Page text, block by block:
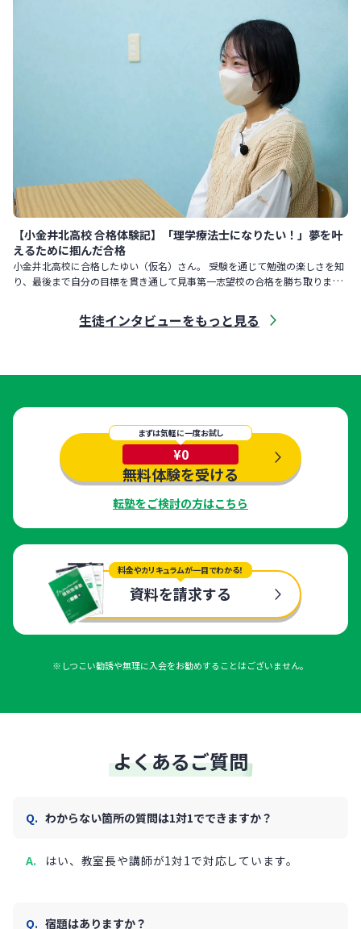
【小金井北高校 合格体験記】「理学療法士になりたい！」夢を叶
えるために掴んだ合格
小金井北高校に合格したゆい（仮名）さん。 受験を通じて勉強の楽しさを知
り、最後まで自分の目標を貫き通して見事第一志望校の合格を勝ち取りまし
生徒インタビューをもっと見る
まずは気軽に一度お試し
¥0
無料体験を受ける
転塾をご検討の方はこちら
料金やカリキュラムが一目でわかる！
資料を請求する
※しつこい勧誘や無理に入会をお勧めすることはございません。
よくあるご質問
わからない箇所の質問は1対1でできますか？
はい、教室長や講師が1対1で対応しています。
宿題はありますか？